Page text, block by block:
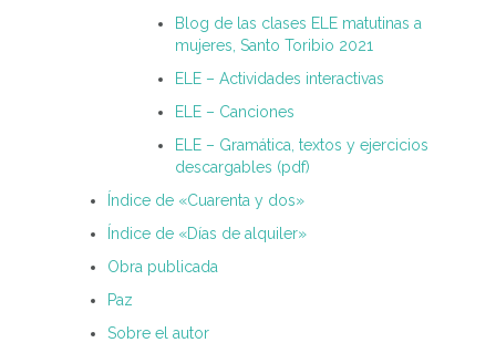
Blog de las clases ELE matutinas a
mujeres, Santo Toribio 2021
ELE – Actividades interactivas
ELE – Canciones
ELE – Gramática, textos y ejercicios
descargables (pdf)
Índice de «Cuarenta y dos»
Índice de «Días de alquiler»
Obra publicada
Paz
Sobre el autor